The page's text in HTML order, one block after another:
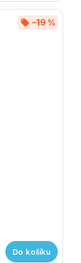
–19 %
Do košíku